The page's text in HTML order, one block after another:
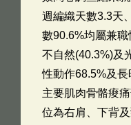
週編織天數3.3天
數90.6%均屬兼
不自然(40.3%)及
性動作68.5%及長
主要肌肉骨骼痠
位為右肩、下背